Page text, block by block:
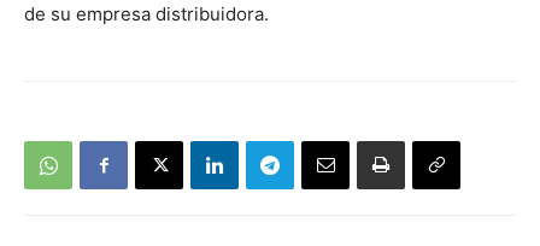
de su empresa distribuidora.